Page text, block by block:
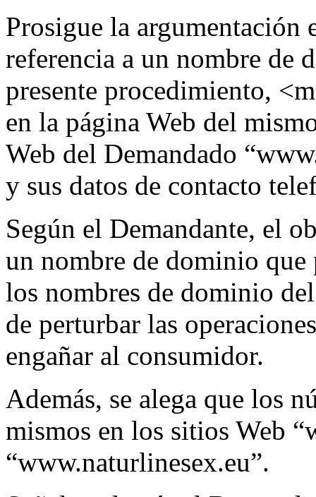
Prosigue la argumentación
referencia a un nombre de
presente procedimiento,
en la página Web del
Web del Demandado
y sus datos de contacto
Según el Demandante, el
un nombre de dominio
los nombres de dominio
de perturbar las
engañar al consumidor.
Además, se alega que los
mismos en los sitios Web
“www.naturlinesex.eu”.